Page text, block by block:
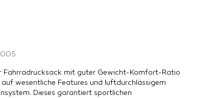
005
Fahrradrucksack mit guter Gewicht-Komfort-Ratio
wesentliche Features und luftdurchlässigem
Dieses garantiert sportlichen